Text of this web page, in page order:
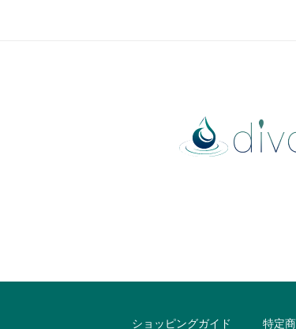
ショッピングガイド 特定